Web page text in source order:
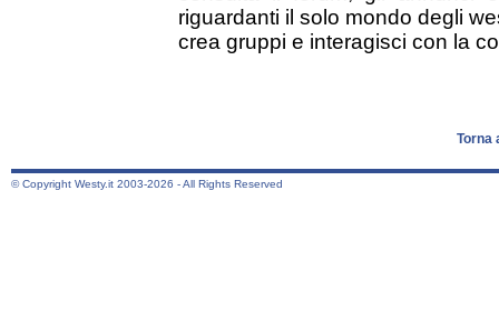
riguardanti il solo mondo degli
crea gruppi e interagisci con la
Torna
© Copyright Westy.it 2003-2026 - All Rights Reserved